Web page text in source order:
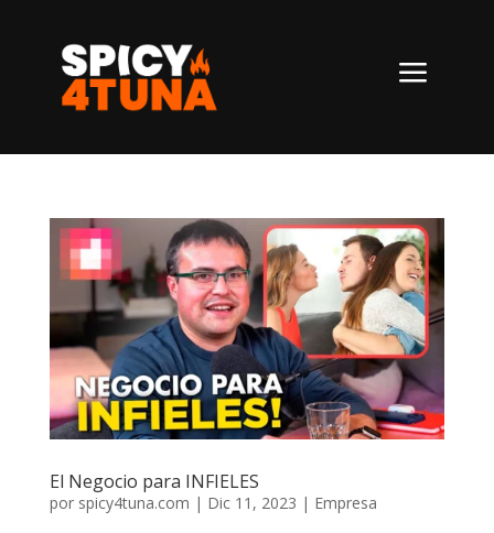
a
El Negocio para INFIELES
por spicy4tuna.com | Dic 11, 2023 | Empresa